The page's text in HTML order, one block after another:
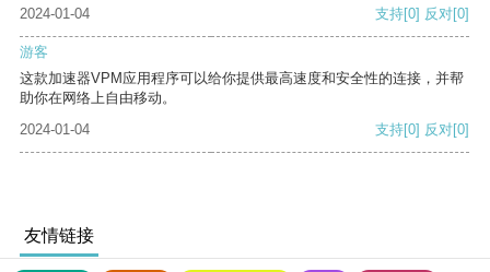
2024-01-04
支持[0] 反对[0]
游客
这款加速器VPM应用程序可以给你提供最高速度和安全性的连接，并帮
助你在网络上自由移动。
2024-01-04
支持[0] 反对[0]
友情链接